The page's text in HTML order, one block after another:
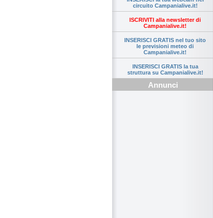
circuito Campanialive.it!
ISCRIVITI alla newsletter di
Campanialive.it!
INSERISCI GRATIS nel tuo sito
le previsioni meteo di
Campanialive.it!
INSERISCI GRATIS la tua
struttura su Campanialive.it!
Annunci